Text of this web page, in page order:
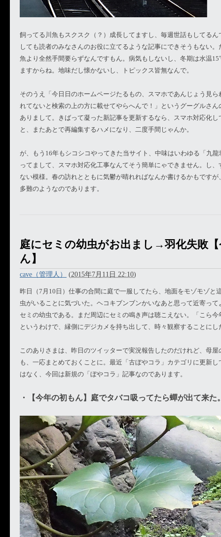
飼ってる川魚もスクスク（？）成長してますし、毎週世話もしてるん
しても読者のみなさんのお役に立てるような記事にできそうもない
魚より全然手間要らずなんですもん。病気もしないし、冬期は水温
ますからね。地味だし懐かないし、トピックス皆無なんで。
そのうえ「今日日のホームページたるもの、スマホであんじょう見
れてないと検索の上の方に載せてやらへんで！」というグーグルさ
ありまして。きばって凝った新記事を更新するなら、スマホ対応化
と、またあとで再編集するハメになり、二度手間じゃんか。
が、もう16年もシコシコやってきた当サイト、中味はいわゆる「九
ってまして、スマホ対応化工事なんてそう簡単にゃできません。し
ない模様。春の訪れとともに気鬱が晴れればなんか書けるかもです
多難のようなのであります。
庭にセミの幼虫がお出まし→羽化失敗
ん】
cave（管理人） (2015年7月11日 22:10)
昨日（7月10日）仕事の合間に庭で一服してたら、地面をモゾモゾと
虫がいることに気づいた。ヘコキブンブンかいなあと思って近寄っ
セミの幼虫である。まだ周辺にセミの鳴き声は聴こえない。「こら今
というわけで、縁側にデジカメを持ち出して、時々観察することにし
このありさまは、昨日のツイッターで実況報告したのだけれど、母
も、一応まとめておくことに。最近「古ぼやコラ」カテゴリに更新
はなく、今回は新規の「ぼやコラ」記事なのであります。
・【今年の初もん】庭でタバコ吸ってたら蟬が出て来た